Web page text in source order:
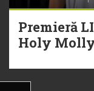
Premieră
Holy